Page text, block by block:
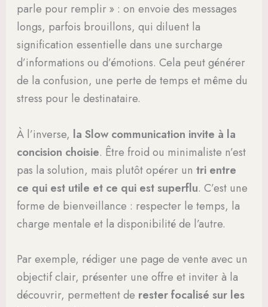
parle pour remplir » : on envoie des messages
longs, parfois brouillons, qui diluent la
signification essentielle dans une surcharge
d’informations ou d’émotions. Cela peut générer
de la confusion, une perte de temps et même du
stress pour le destinataire.
À l’inverse, la Slow communication invite à la
concision choisie. Être froid ou minimaliste n’est
pas la solution, mais plutôt opérer untri entre
ce qui est utile et ce qui est superflu. C’est une
forme de bienveillance : respecter le temps, la
charge mentale et la disponibilité de l’autre.
Par exemple, rédiger une page de vente avec un
objectif clair, présenter une offre et inviter à la
découvrir, permettent de rester focalisé sur les